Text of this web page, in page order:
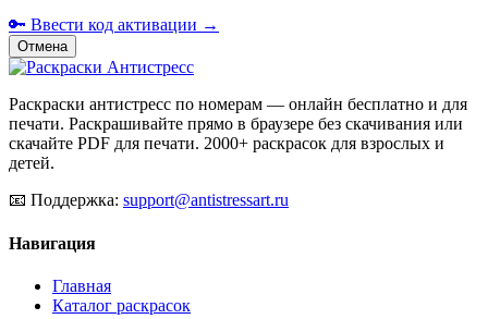
🔑 Ввести код активации →
Отмена
Раскраски антистресс по номерам — онлайн бесплатно и для
печати. Раскрашивайте прямо в браузере без скачивания или
скачайте PDF для печати. 2000+ раскрасок для взрослых и
детей.
📧 Поддержка: support@antistressart.ru
Навигация
Главная
Каталог раскрасок